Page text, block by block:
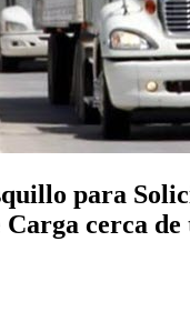
para
cerca de